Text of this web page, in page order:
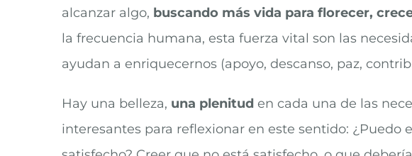
alcanzar algo, buscando más vida para florecer,
la frecuencia humana, esta fuerza vital son las
ayudan a enriquecernos (apoyo, descanso, paz,
Hay una belleza, una plenitud en cada una de las
interesantes para reflexionar en este sentido: ¿Puedo